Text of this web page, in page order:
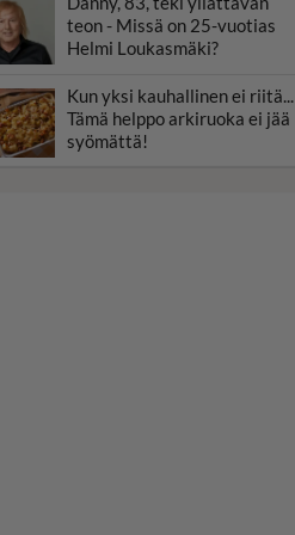
teon - Missä on 25-vuotias
Helmi Loukasmäki?
Kun yksi kauhallinen ei riitä...
Tämä helppo arkiruoka ei jää
syömättä!